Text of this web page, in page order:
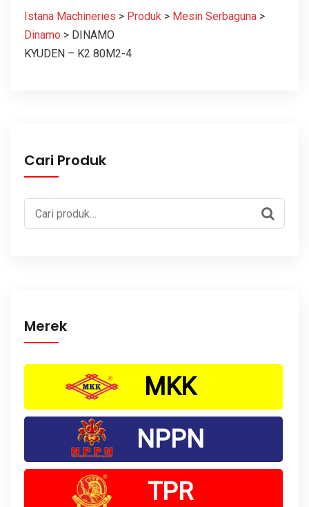
Istana Machineries > Produk > Mesin Serbaguna >
Dinamo > DINAMO
KYUDEN – K2 80M2-4
Cari Produk
Pencarian
untuk:
Merek
MKK
NPPN
TPR